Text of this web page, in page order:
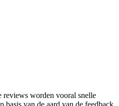
reviews worden vooral snelle
van de aard van de feedback